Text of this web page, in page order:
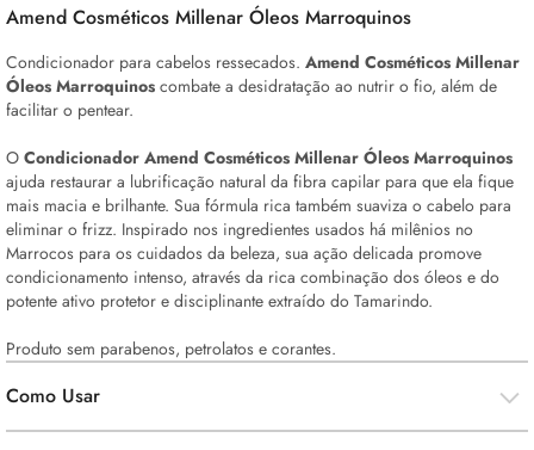
Amend Cosméticos Millenar Óleos Marroquinos
Condicionador para cabelos ressecados. Amend Cosméticos Millenar
Óleos Marroquinos combate a desidratação ao nutrir o fio, além de
facilitar o pentear.
O Condicionador Amend Cosméticos Millenar Óleos Marroquinos
ajuda restaurar a lubrificação natural da fibra capilar para que ela fique
mais macia e brilhante. Sua fórmula rica também suaviza o cabelo para
eliminar o frizz. Inspirado nos ingredientes usados há milênios no
Marrocos para os cuidados da beleza, sua ação delicada promove
condicionamento intenso, através da rica combinação dos óleos e do
potente ativo protetor e disciplinante extraído do Tamarindo.
Produto sem parabenos, petrolatos e corantes.
Como Usar